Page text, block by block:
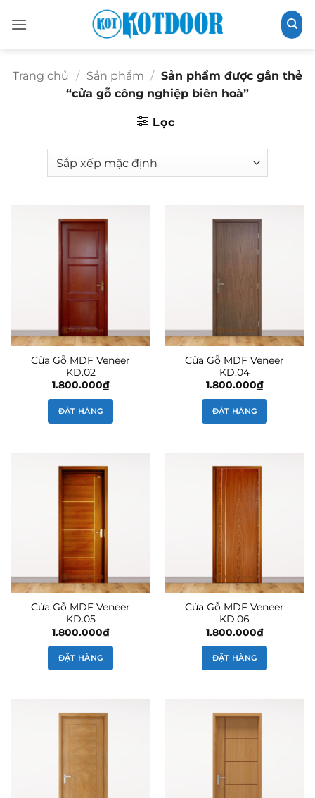
qua
Trang chủ / Sản phẩm / Sản phẩm được gắn thẻ
“cửa gỗ công nghiệp biên hoà”
Lọc
Cửa Gỗ MDF Veneer
KD.02
1.800.000₫
ĐẶT HÀNG
Cửa Gỗ MDF Veneer
KD.04
1.800.000₫
ĐẶT HÀNG
Cửa Gỗ MDF Veneer
KD.05
1.800.000₫
ĐẶT HÀNG
Cửa Gỗ MDF Veneer
KD.06
1.800.000₫
ĐẶT HÀNG